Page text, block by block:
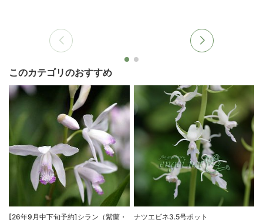
このカテゴリのおすすめ
[26年9月中下旬予約]シラン（紫蘭・
ナツエビネ3.5号ポット